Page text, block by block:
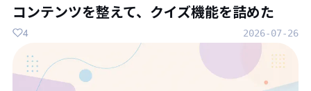
コンテンツを整えて、クイズ機能を詰めた
2026-07-26
4